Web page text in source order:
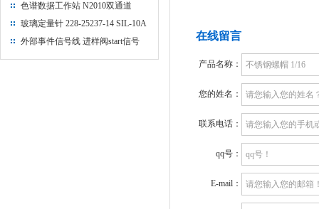
色谱数据工作站 N2010双通道
玻璃定量针 228-25237-14 SIL-10A
推杆
外部事件信号线 进样阀start信号 在线留言
产品名称：
您的姓名：
联系电话：
qq号：
E-mail：